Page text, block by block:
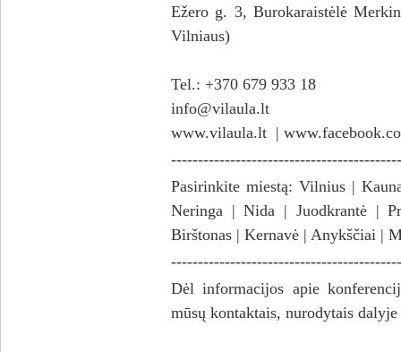
Ežero g. 3, Burokaraistėlė
Vilniaus)
Tel.: +370 679 933 18
info@vilaula.lt
www.vilaula.lt |
Pasirinkite miestą: Vilnius|
Neringa |Nida | Juodkrantė|
Birštonas | Kernavė | Anykščiai |
Dėl informacijos apie
mūsų kontaktais, nurodytais